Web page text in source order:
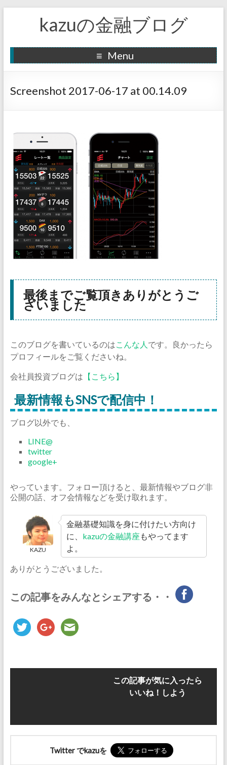
kazuの金融ブログ
Menu
Screenshot 2017-06-17 at 00.14.09
最後までご覧頂きありがとうご
ざいました
このブログを書いているのはこんな人 です。良かったら
プロフィールをご覧くださいね。
会社員投資ブログは 【こちら】
最新情報もSNSで配信中！
ブログ以外でも、
LINE@
twitter
google+
やっています。フォロー頂けると、最新情報やブログ非
公開の話、オフ会情報などを受け取れます。
KAZU
金融基礎知識を身に付けたい方向け
に、 kazuの金融講座 もやってます
よ。
ありがとうございました。
この記事をみんなとシェアする・・
この記事が気に入ったら
いいね！しよう
Twitter でkazuを